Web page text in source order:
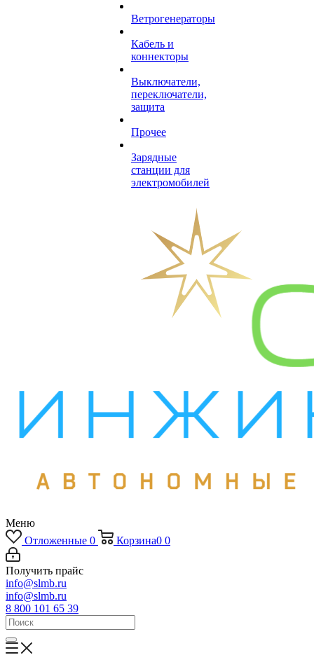
Ветрогенераторы
Кабель и
коннекторы
Выключатели,
переключатели,
защита
Прочее
Зарядные
станции для
электромобилей
Меню
Отложенные 0 Корзина0 0
Получить прайс
info@slmb.ru
info@slmb.ru
8 800 101 65 39